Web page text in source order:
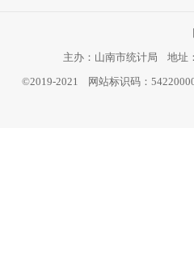
主办：山南市统计局 地址
©2019-2021 网站标识码：